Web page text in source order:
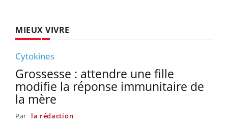
MIEUX VIVRE
Cytokines
Grossesse : attendre une fille
modifie la réponse immunitaire de
la mère
Par la rédaction